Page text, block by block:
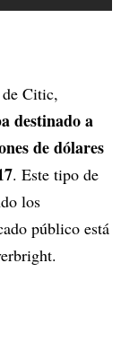
Citic,
destinado a
de dólares
. Este tipo de
los
público está